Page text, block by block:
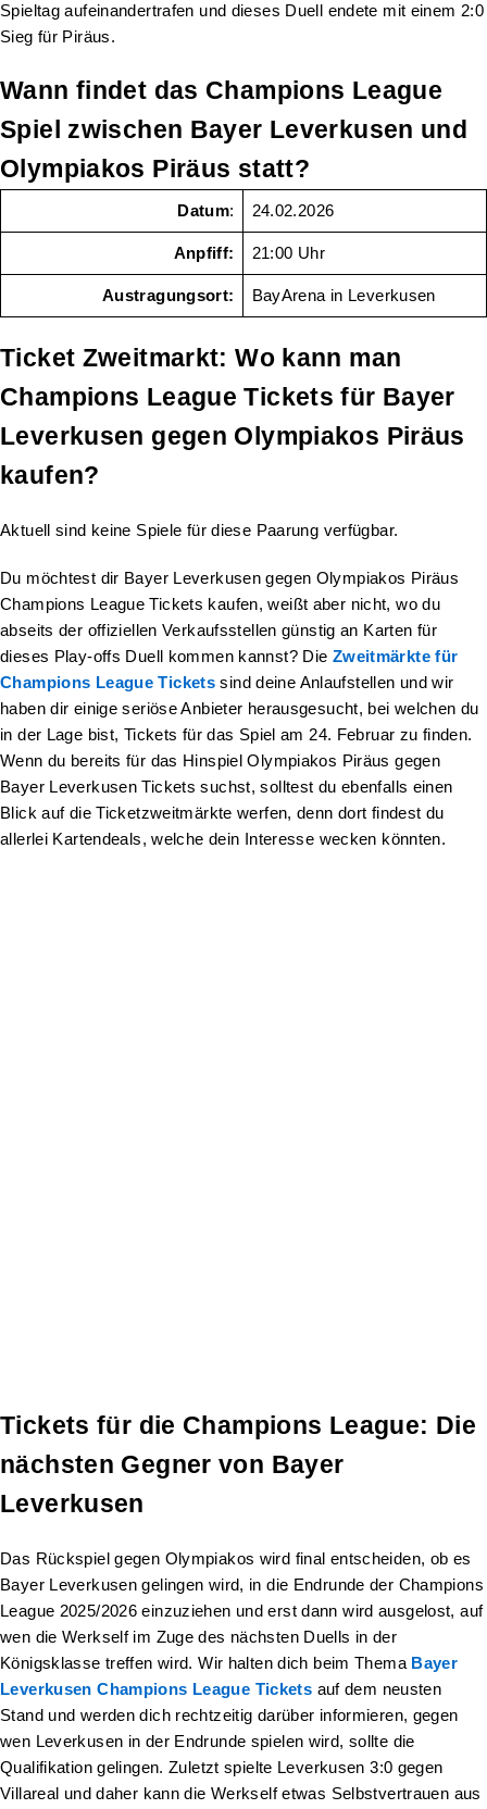
Spieltag aufeinandertrafen und dieses Duell endete mit einem 2:0
Sieg für Piräus.
Wann findet das Champions League
Spiel zwischen Bayer Leverkusen und
Olympiakos Piräus statt?
Datum: 24.02.2026
Anpfiff: 21:00 Uhr
Austragungsort: BayArena in Leverkusen
Ticket Zweitmarkt: Wo kann man
Champions League Tickets für Bayer
Leverkusen gegen Olympiakos Piräus
kaufen?
Aktuell sind keine Spiele für diese Paarung verfügbar.
Du möchtest dir Bayer Leverkusen gegen Olympiakos Piräus
Champions League Tickets kaufen, weißt aber nicht, wo du
abseits der offiziellen Verkaufsstellen günstig an Karten für
dieses Play-offs Duell kommen kannst? Die Zweitmärkte für
Champions League Tickets sind deine Anlaufstellen und wir
haben dir einige seriöse Anbieter herausgesucht, bei welchen du
in der Lage bist, Tickets für das Spiel am 24. Februar zu finden.
Wenn du bereits für das Hinspiel Olympiakos Piräus gegen
Bayer Leverkusen Tickets suchst, solltest du ebenfalls einen
Blick auf die Ticketzweitmärkte werfen, denn dort findest du
allerlei Kartendeals, welche dein Interesse wecken könnten.
Tickets für die Champions League: Die
nächsten Gegner von Bayer
Leverkusen
Das Rückspiel gegen Olympiakos wird final entscheiden, ob es
Bayer Leverkusen gelingen wird, in die Endrunde der Champions
League 2025/2026 einzuziehen und erst dann wird ausgelost, auf
wen die Werkself im Zuge des nächsten Duells in der
Königsklasse treffen wird. Wir halten dich beim Thema Bayer
Leverkusen Champions League Tickets auf dem neusten
Stand und werden dich rechtzeitig darüber informieren, gegen
wen Leverkusen in der Endrunde spielen wird, sollte die
Qualifikation gelingen. Zuletzt spielte Leverkusen 3:0 gegen
Villareal und daher kann die Werkself etwas Selbstvertrauen aus